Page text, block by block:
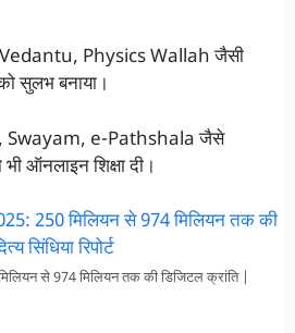
Physics Wallah जैसी
सुलभ बनाया।
Swayam, e-Pathshala जैसे
भी ऑनलाइन शिक्षा दी।
से 974 मिलियन तक की डिजिटल क्रांति |